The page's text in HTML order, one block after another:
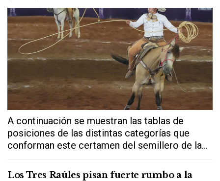
A continuación se muestran las tablas de
posiciones de las distintas categorías que
conforman este certamen del semillero de la...
Los Tres Raúles pisan fuerte rumbo a la